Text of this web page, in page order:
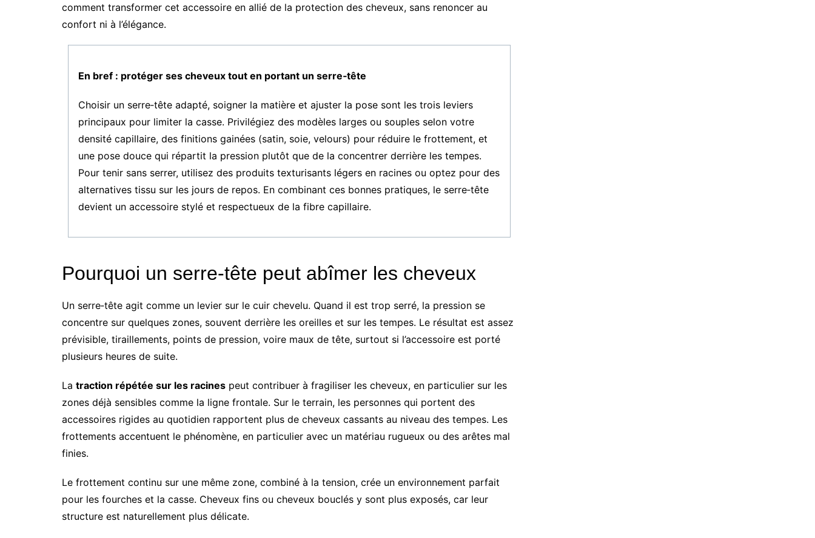
comment transformer cet accessoire en allié de la protection des cheveux, sans renoncer au
confort ni à l’élégance.
En bref : protéger ses cheveux tout en portant un serre‑tête
Choisir un serre‑tête adapté, soigner la matière et ajuster la pose sont les trois leviers
principaux pour limiter la casse. Privilégiez des modèles larges ou souples selon votre
densité capillaire, des finitions gainées (satin, soie, velours) pour réduire le frottement, et
une pose douce qui répartit la pression plutôt que de la concentrer derrière les tempes.
Pour tenir sans serrer, utilisez des produits texturisants légers en racines ou optez pour des
alternatives tissu sur les jours de repos. En combinant ces bonnes pratiques, le serre‑tête
devient un accessoire stylé et respectueux de la fibre capillaire.
Pourquoi un serre‑tête peut abîmer les cheveux
Un serre‑tête agit comme un levier sur le cuir chevelu. Quand il est trop serré, la pression se
concentre sur quelques zones, souvent derrière les oreilles et sur les tempes. Le résultat est assez
prévisible, tiraillements, points de pression, voire maux de tête, surtout si l’accessoire est porté
plusieurs heures de suite.
La traction répétée sur les racines peut contribuer à fragiliser les cheveux, en particulier sur les
zones déjà sensibles comme la ligne frontale. Sur le terrain, les personnes qui portent des
accessoires rigides au quotidien rapportent plus de cheveux cassants au niveau des tempes. Les
frottements accentuent le phénomène, en particulier avec un matériau rugueux ou des arêtes mal
finies.
Le frottement continu sur une même zone, combiné à la tension, crée un environnement parfait
pour les fourches et la casse. Cheveux fins ou cheveux bouclés y sont plus exposés, car leur
structure est naturellement plus délicate.